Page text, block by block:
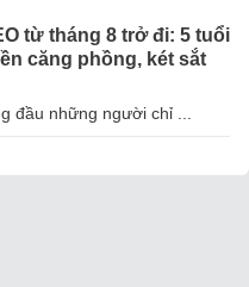
từ tháng 8 trở đi: 5 tuổi
căng phồng, két sắt
đầu những người chỉ ...